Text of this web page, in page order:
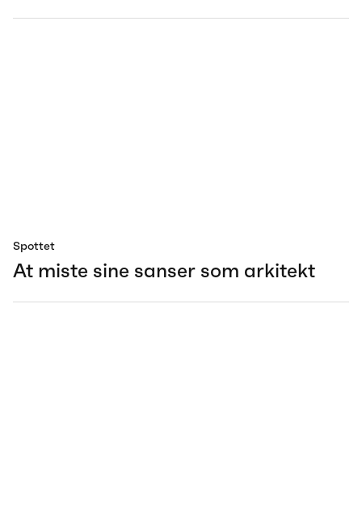
Spottet
At miste sine sanser som arkitekt